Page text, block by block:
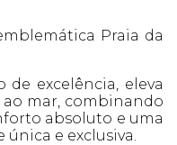
Praia da
excelência, eleva
mar, combinando
absoluto e uma
e exclusiva.